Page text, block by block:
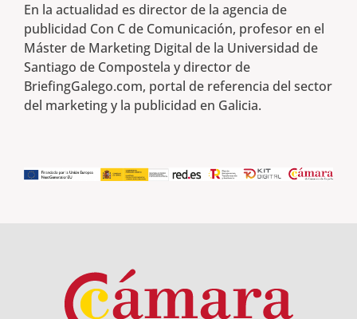
En la actualidad es director de la agencia de
publicidad Con C de Comunicación, profesor en el
Máster de Marketing Digital de la Universidad de
Santiago de Compostela y director de
BriefingGalego.com, portal de referencia del sector
del marketing y la publicidad en Galicia.